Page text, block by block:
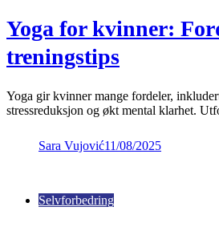
Yoga for kvinner:
treningstips
Yoga gir kvinner mange fordeler,
stressreduksjon og økt mental klarhet.
Sara Vujović11/08/2025
Selvforbedring